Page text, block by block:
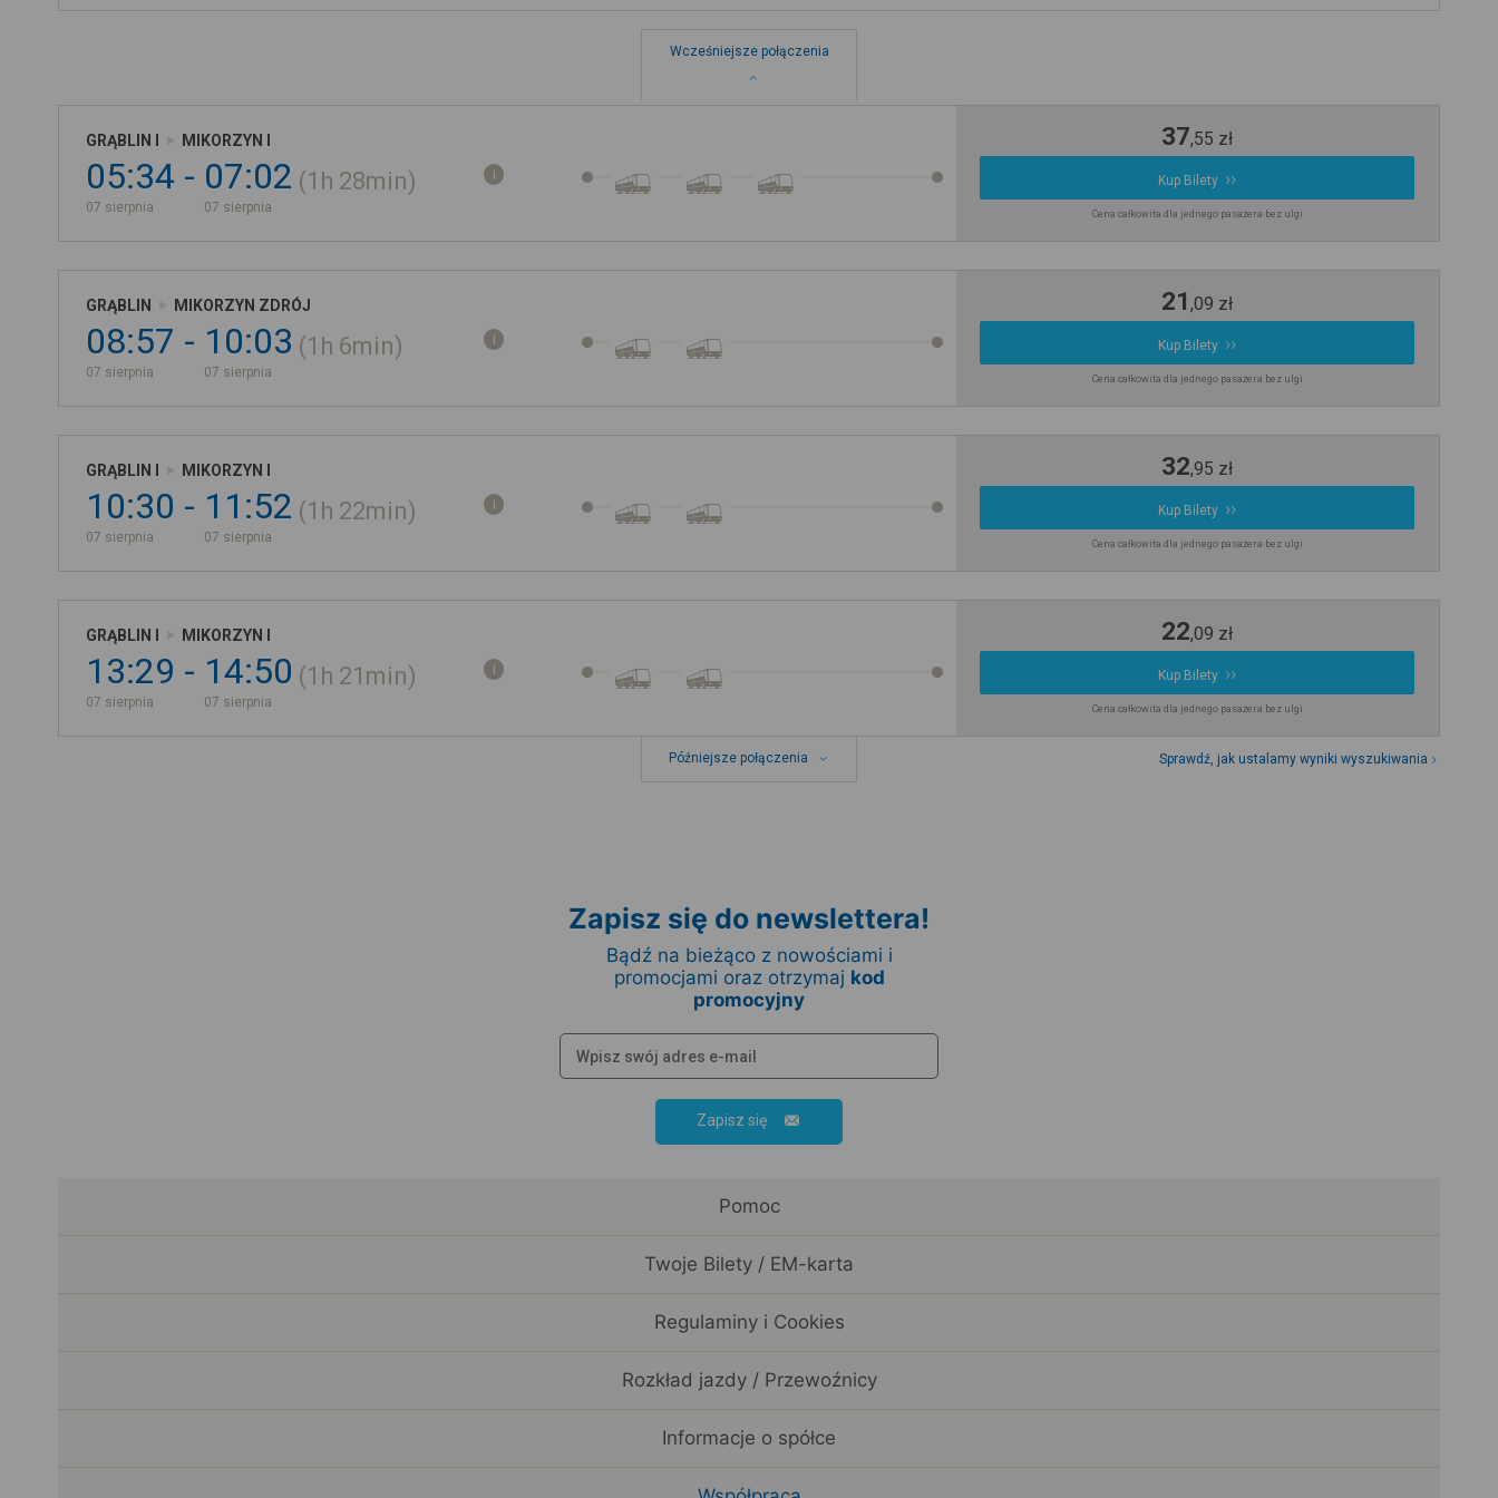
Wcześniejsze połączenia
GRĄBLIN I MIKORZYN I
05:34
07 sierpnia
07:02
07 sierpnia
1h 28min
37,55 zł
Kup Bilety
Cena całkowita dla jednego pasażera bez ulgi
GRĄBLIN MIKORZYN ZDRÓJ
08:57
07 sierpnia
10:03
07 sierpnia
1h 6min
21,09 zł
Kup Bilety
Cena całkowita dla jednego pasażera bez ulgi
GRĄBLIN I MIKORZYN I
10:30
07 sierpnia
11:52
07 sierpnia
1h 22min
32,95 zł
Kup Bilety
Cena całkowita dla jednego pasażera bez ulgi
GRĄBLIN I MIKORZYN I
13:29
07 sierpnia
14:50
07 sierpnia
1h 21min
22,09 zł
Kup Bilety
Cena całkowita dla jednego pasażera bez ulgi
Późniejsze połączenia Sprawdź, jak ustalamy wyniki wyszukiwania
Zapisz się do newslettera!
Bądź na bieżąco z nowościami i
promocjami oraz otrzymaj kod
promocyjny
Zapisz się
Pomoc
Twoje Bilety / EM-karta
Regulaminy i Cookies
Rozkład jazdy / Przewoźnicy
Informacje o spółce